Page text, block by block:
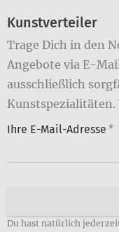
Kunstverteiler
Trage Dich in den
Angebote via E-
ausschließlich
Kunstspezialitäten.
Ihre E-Mail-Adresse *
Du hast natürlich